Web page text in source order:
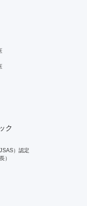
ク
）認定
）